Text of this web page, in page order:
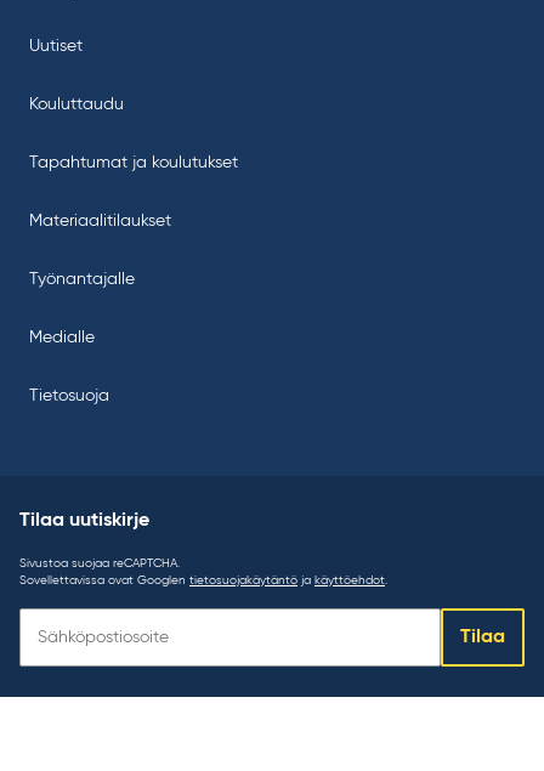
Uutiset
Kouluttaudu
Tapahtumat ja koulutukset
Materiaalitilaukset
Työnantajalle
Medialle
Tietosuoja
Tilaa uutiskirje
Sivustoa suojaa reCAPTCHA.
Sovellettavissa ovat Googlen tietosuojakäytäntö ja käyttöehdot.
uutiskirje:
Tilaa